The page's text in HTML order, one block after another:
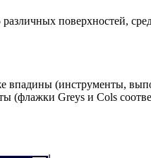
поверхностей,
впадины (инструменты,
Greys и Cols